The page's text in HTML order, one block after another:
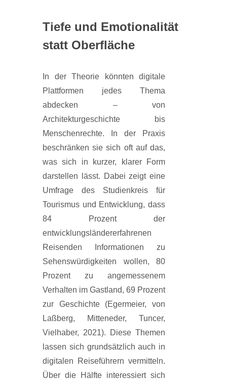
Tiefe und Emotionalität
statt Oberfläche
In der Theorie könnten digitale
Plattformen jedes Thema
abdecken – von
Architekturgeschichte bis
Menschenrechte. In der Praxis
beschränken sie sich oft auf das,
was sich in kurzer, klarer Form
darstellen lässt. Dabei zeigt eine
Umfrage des Studienkreis für
Tourismus und Entwicklung, dass
84 Prozent der
entwicklungsländererfahrenen
Reisenden Informationen zu
Sehenswürdigkeiten wollen, 80
Prozent zu angemessenem
Verhalten im Gastland, 69 Prozent
zur Geschichte (Egermeier, von
Laßberg, Mitteneder, Tuncer,
Vielhaber, 2021). Diese Themen
lassen sich grundsätzlich auch in
digitalen Reiseführern vermitteln.
Über die Hälfte interessiert sich